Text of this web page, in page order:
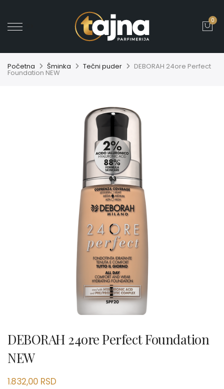
0
Početna Šminka Tečni puder DEBORAH 24ore Perfect
Foundation NEW
DEBORAH 24ore Perfect Foundation
NEW
1.832,00 RSD